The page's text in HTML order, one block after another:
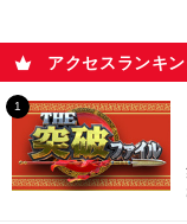
アクセスランキ